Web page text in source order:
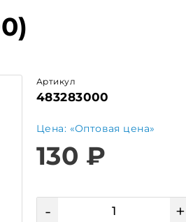
Артикул
483283000
Цена: «Оптовая цена»
130 ₽
- +